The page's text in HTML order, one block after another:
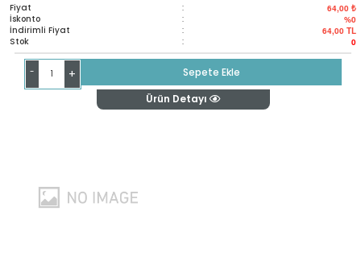
Fiyat : 64,00 ₺
İskonto : %0
İndirimli Fiyat : 64,00 TL
Stok : 0
- +
Sepete Ekle
Ürün Detayı